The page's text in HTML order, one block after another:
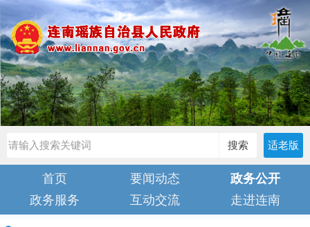
搜索 适老版
首页 要闻动态
政务公开
政务服务
互动交流 走进连南